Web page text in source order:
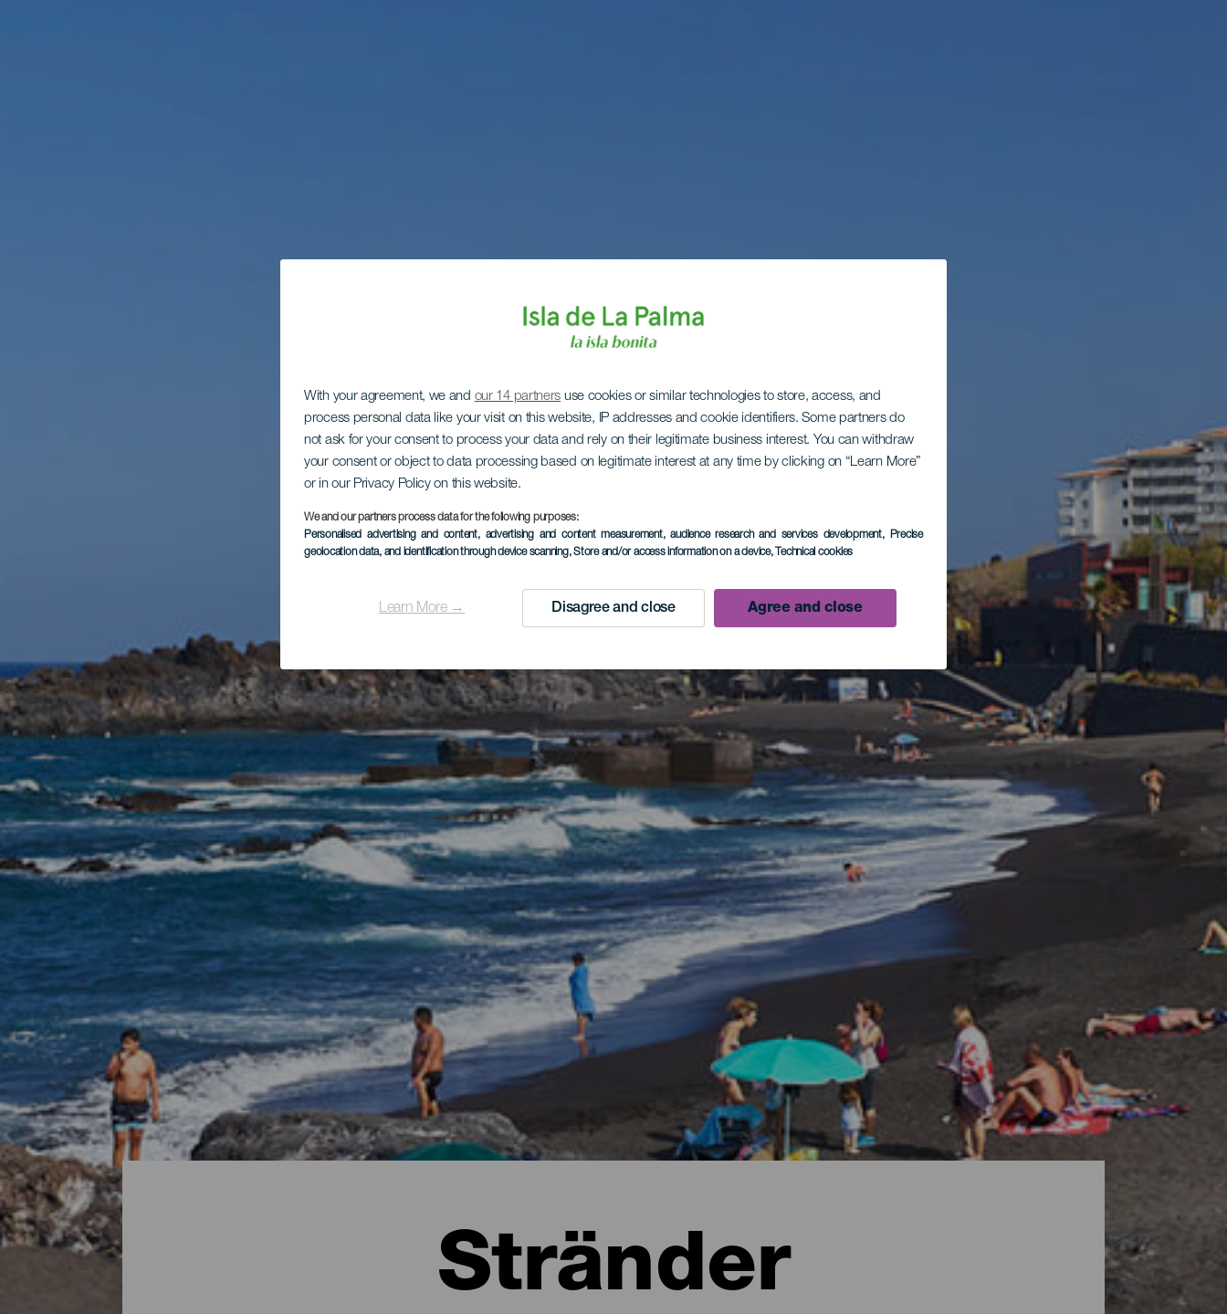
With your agreement, we and our 14 partners use cookies or similar technologies to store, access, and
process personal data like your visit on this website, IP addresses and cookie identifiers. Some partners do
not ask for your consent to process your data and rely on their legitimate business interest. You can withdraw
your consent or object to data processing based on legitimate interest at any time by clicking on “Learn More”
or in our Privacy Policy on this website.
We and our partners process data for the following purposes:
Personalised advertising and content, advertising and content measurement, audience research and services development, Precise
geolocation data, and identification through device scanning, Store and/or access information on a device, Technical cookies
Learn More → Disagree and close Agree and close
Stränder